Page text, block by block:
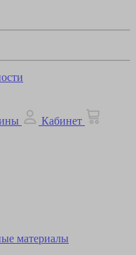
Кабинет
материалы